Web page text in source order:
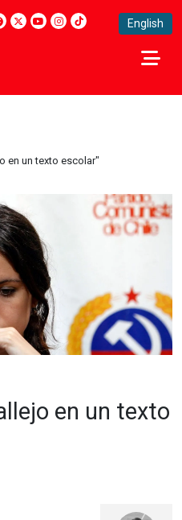
English
en un texto escolar"
en un texto